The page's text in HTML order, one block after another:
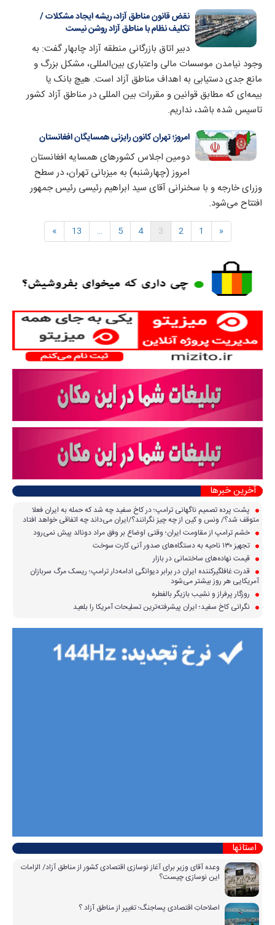
نقض قانون مناطق آزاد، ریشه ایجاد مشکلات /
تکلیف نظام با مناطق آزاد روشن نیست
دبیر اتاق بازرگانی منطقه آزاد چابهار گفت: به
وجود نیامدن موسسات مالی واعتباری بین‌المللی، مشکل بزرگ و
مانع جدی دستیابی به اهداف مناطق آزاد است. هیچ بانک یا
بیمه‌ای که مطابق قوانین و مقررات بین المللی در مناطق آزاد کشور
تاسیس شده باشد، نداریم.
امروز؛ تهران کانون رایزنی همسایگان افغانستان
دومین اجلاس کشور‌های همسایه افغانستان
امروز (چهارشنبه) به میزبانی تهران، در سطح
وزرای خارجه و با سخنرانی آقای سید ابراهیم رئیسی رئیس جمهور
افتتاح می‌شود.
«
1
2
3
4
5
…
13
»
آخرین خبرها
پشت پرده تصمیم ناگهانی ترامپ؛ در کاخ سفید چه شد که حمله به ایران فعلا
متوقف شد؟/ ونس و کین از چه چیز نگرانند؟/ایران می‌داند چه اتفاقی خواهد افتاد
خشم ترامپ از مقاومت ایران؛ وقتی اوضاع بر وفق مراد دونالد پیش نمی‌رود
تجهیز ۱۳۰ ناحیه به دستگاه‌های صدور آنی کارت سوخت
قیمت نهاده‌های ساختمانی در بازار
قدرت غافلگیرکننده ایران در برابر دیوانگی ادامه‌دار ترامپ؛ ریسک مرگ سربازان
آمریکایی هر روز بیشتر می‌شود
روزگار پرفراز و نشیب بازیگر بالفطره
نگرانی کاخ سفید؛ ایران پیشرفته‌ترین تسلیحات آمریکا را بلعید
استانها
وعده آقای وزیر برای آغاز نوسازی اقتصادی کشور از مناطق آزاد/ الزامات
این نوسازی چیست؟
اصلاحاتِ اقتصادی پساجنگ؛ تغییر از مناطق آزاد ؟